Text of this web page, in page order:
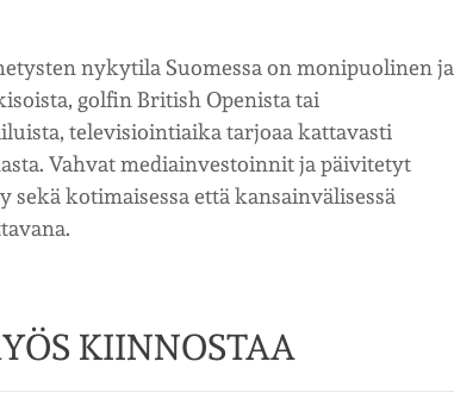
nykytila Suomessa on monipuolinen ja
golfin British Openista tai
televisiointiaika tarjoaa kattavasti
Vahvat mediainvestoinnit ja päivitetyt
kotimaisessa että kansainvälisessä
KIINNOSTAA